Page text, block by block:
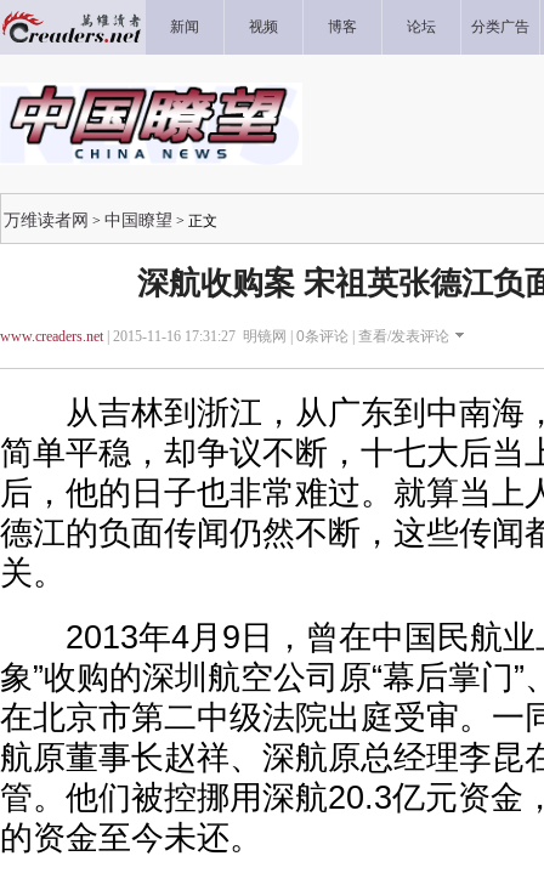
新闻 视频 博客 论坛 分类广告
万维读者网 > 中国瞭望 > 正文
深航收购案 宋祖英张德江负
www.creaders.net| 2015-11-16 17:31:27 明镜网 | 0条评论 | 查看/发表评论
从吉林到浙江，从广东到中南海
简单平稳，却争议不断，十七大后当
后，他的日子也非常难过。就算当上
德江的负面传闻仍然不断，这些传闻
关。
2013年4月9日，曾在中国民航业
象”收购的深圳航空公司原“幕后掌门
在北京市第二中级法院出庭受审。一
航原董事长赵祥、深航原总经理李昆
管。他们被控挪用深航20.3亿元资金
的资金至今未还。